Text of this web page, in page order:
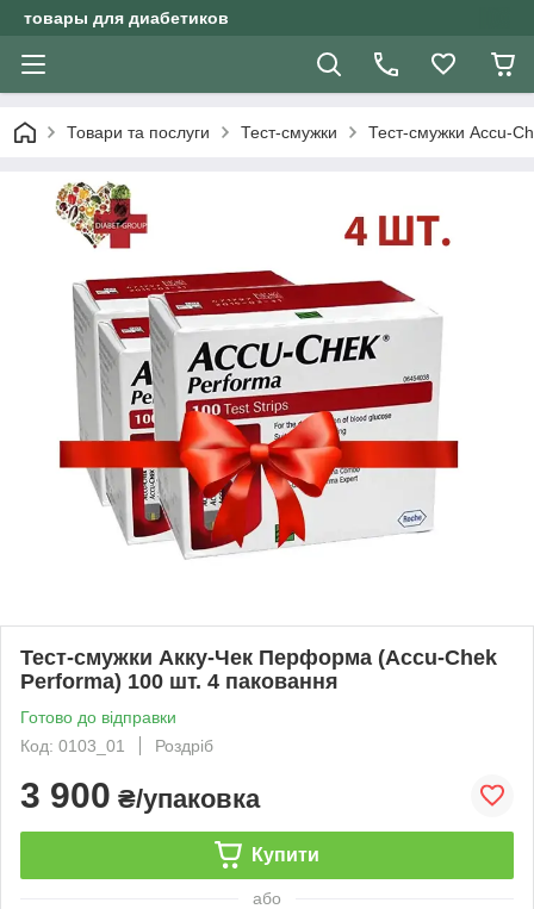
товары для диабетиков
Товари та послуги Тест-смужки Тест-смужки Accu-
Тест-смужки Акку-Чек Перформа (Accu-Chek
Performa) 100 шт. 4 паковання
Готово до відправки
Код: 0103_01
Роздріб
3 900 ₴/упаковка
Купити
або